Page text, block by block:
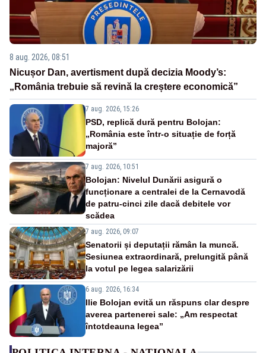
8 aug. 2026, 08:51
Nicușor Dan, avertisment după decizia Moody’s:
„România trebuie să revină la creștere economică”
7 aug. 2026, 15:26
PSD, replică dură pentru Bolojan:
„România este într-o situație de forță
majoră”
7 aug. 2026, 10:51
Bolojan: Nivelul Dunării asigură o
funcționare a centralei de la Cernavodă
de patru-cinci zile dacă debitele vor
scădea
7 aug. 2026, 09:07
Senatorii și deputații rămân la muncă.
Sesiunea extraordinară, prelungită până
la votul pe legea salarizării
6 aug. 2026, 16:34
Ilie Bolojan evită un răspuns clar despre
averea partenerei sale: „Am respectat
întotdeauna legea”